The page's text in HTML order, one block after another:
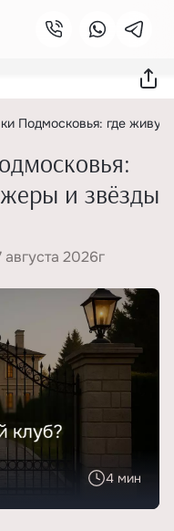
Подмосковья: где
и звёзды
2026г
4 мин